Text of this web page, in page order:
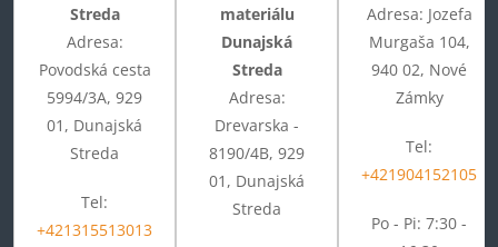
Streda
Adresa:
Povodská cesta
5994/3A, 929
01, Dunajská
Streda
Tel:
+421315513013
materiálu
Dunajská
Streda
Adresa:
Drevarska -
8190/4B, 929
01, Dunajská
Streda
Adresa: Jozefa
Murgaša 104,
940 02, Nové
Zámky
Tel:
+421904152105
Po - Pi: 7:30 -